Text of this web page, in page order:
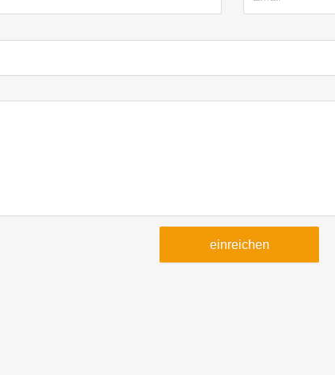
einreichen